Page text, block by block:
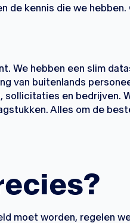
de kennis die we hebben.
We hebben een slim
van buitenlands
sollicitaties en bedrijven.
Alles om de
moet worden, regelen